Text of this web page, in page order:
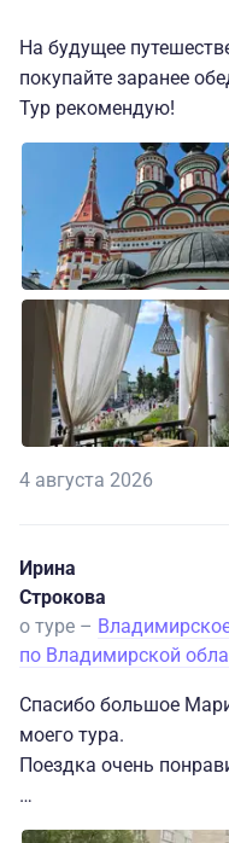
На будущее
покупайте заранее
Тур рекомендую!
4 августа 2026
Ирина
Строкова
о туре –
по Владимирской
Спасибо большое
моего тура.
Поездка очень
Гиды Галина, Аня